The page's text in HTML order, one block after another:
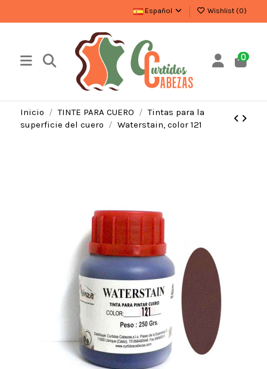
Español Wishlist (0)
0
Inicio TINTE PARA CUERO
Tintas para la
superficie del cuero
Waterstain, color 121